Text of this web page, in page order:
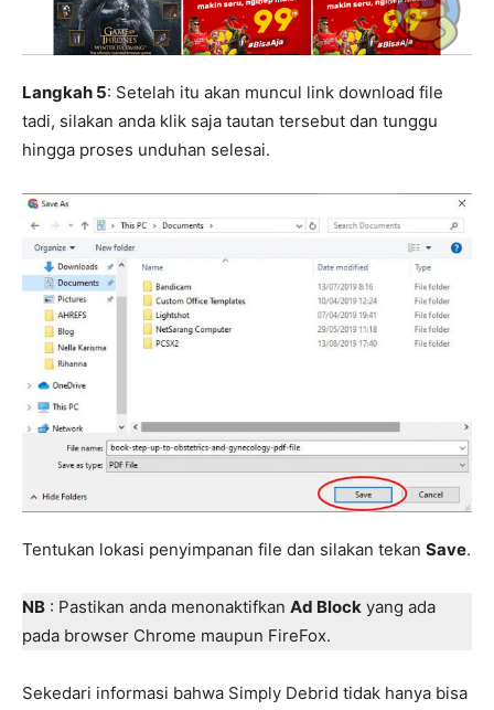
Langkah 5: Setelah itu akan muncul link download file
tadi, silakan anda klik saja tautan tersebut dan tunggu
hingga proses unduhan selesai.
Tentukan lokasi penyimpanan file dan silakan tekan Save.
NB : Pastikan anda menonaktifkan Ad Block yang ada
pada browser Chrome maupun FireFox.
Sekedari informasi bahwa Simply Debrid tidak hanya bisa